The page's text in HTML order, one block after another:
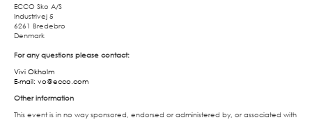
ECCO Sko A/S
Industrivej 5
6261 Bredebro
Denmark
For any questions please contact:
Vivi Okholm
E-mail: vo@ecco.com
Other information
This event is in no way sponsored, endorsed or administered by, or associated with